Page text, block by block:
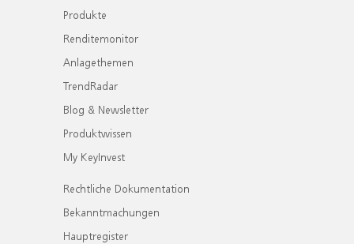
Produkte
Renditemonitor
Anlagethemen
TrendRadar
Blog & Newsletter
Produktwissen
My KeyInvest
Rechtliche Dokumentation
Bekanntmachungen
Hauptregister